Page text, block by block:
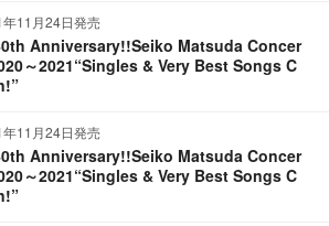
11月24日発売
Anniversary!!Seiko Matsuda Concer
～2021“Singles & Very Best Songs C
11月24日発売
Anniversary!!Seiko Matsuda Concer
～2021“Singles & Very Best Songs C